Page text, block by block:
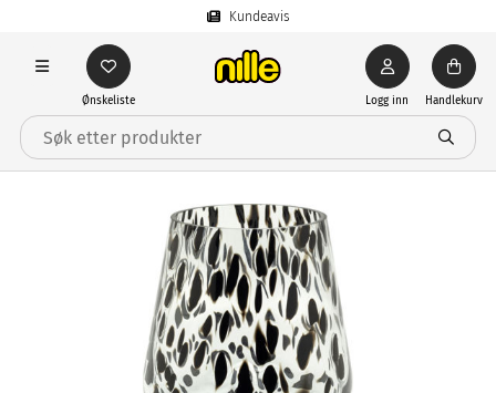
Kundeavis
Ønskeliste Logg inn Handlekurv